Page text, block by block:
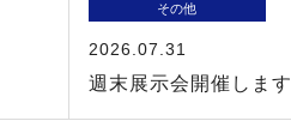
その他
2026.07.31
週末展示会開催します